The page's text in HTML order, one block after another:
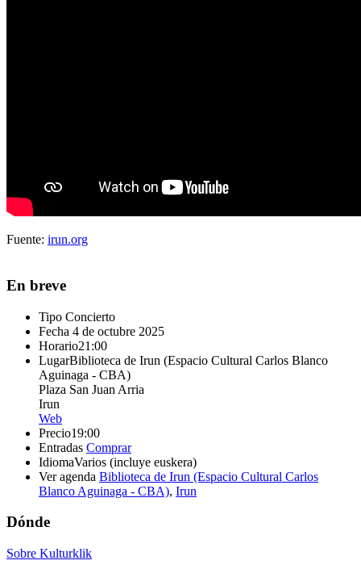
Fuente: irun.org
En breve
Tipo Concierto
Fecha 4 de octubre 2025
Horario21:00
LugarBiblioteca de Irun (Espacio Cultural Carlos Blanco
Aguinaga - CBA)
Plaza San Juan Arria
Irun
Web
Precio19:00
Entradas Comprar
IdiomaVarios (incluye euskera)
Ver agenda Biblioteca de Irun (Espacio Cultural Carlos
Blanco Aguinaga - CBA), Irun
Dónde
Sobre Kulturklik